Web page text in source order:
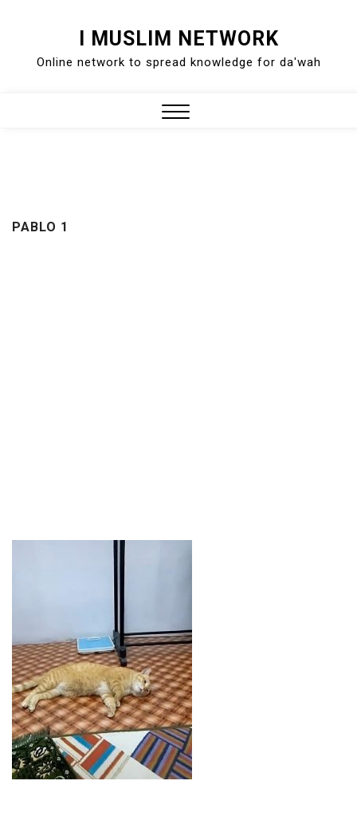
content
I MUSLIM NETWORK
Online network to spread knowledge for da'wah
PABLO 1